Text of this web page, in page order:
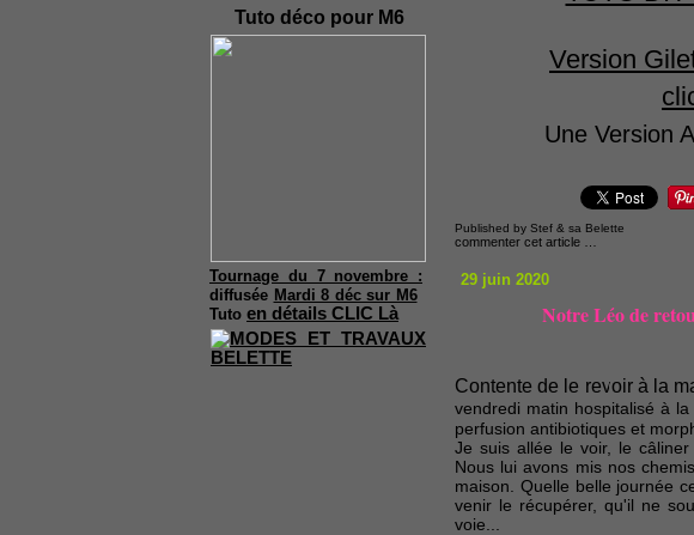
Tuto déco pour M6
Tournage du 7 novembre :
diffusée Mardi 8 déc sur M6
Tuto en détails CLIC Là
Version
Une Version
Published by Stef & sa Belette
commenter cet article
29 juin 2020
Notre Léo de
Contente de le revoir à la
vendredi matin hospitalisé à la
perfusion antibiotiques et morp
Je suis allée le voir, le
Nous lui avons mis nos ch
maison. Quelle belle journée
venir le récupérer, qu'il ne
voie...